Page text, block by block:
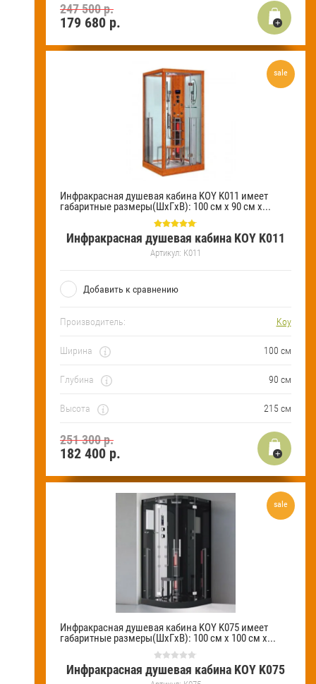
247 500 р.
179 680р.
Инфракрасная душевая кабина KOY K011 имеет
габаритные размеры(ШхГхВ): 100 см х 90 см х...
Инфракрасная душевая кабина KOY K011
Артикул: K011
Добавить к сравнению
Производитель: Koy
Ширина 100 см
Глубина 90 см
Высота 215 см
sale
251 300 р.
182 400р.
Инфракрасная душевая кабина KOY K075 имеет
габаритные размеры(ШхГхВ): 100 см х 100 см х...
Инфракрасная душевая кабина KOY K075
sale